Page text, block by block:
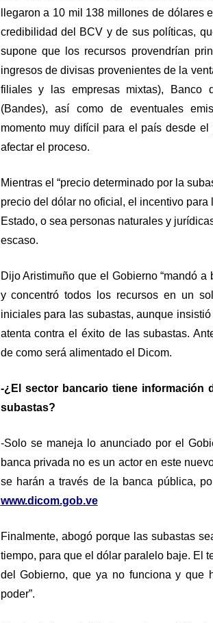
llegaron a 10 mil 138 millones de dólares
credibilidad del BCV y de sus políticas,
supone que los recursos provendrían
ingresos de divisas provenientes de la
filiales y las empresas mixtas), Banco
(Bandes), así como de eventuales
momento muy difícil para el país desde
afectar el proceso.
Mientras el “precio determinado por la
precio del dólar no oficial, el incentivo para
Estado, o sea personas naturales y
escaso.
Dijo Aristimuño que el Gobierno “mandó
y concentró todos los recursos en un
iniciales para las subastas, aunque
atenta contra el éxito de las subastas.
de como será alimentado el Dicom.
-¿El sector bancario tiene información
subastas?
-Solo se maneja lo anunciado por el
banca privada no es un actor en este
se harán a través de la banca pública,
www.dicom.gob.ve
Finalmente, abogó porque las subastas
tiempo, para que el dólar paralelo baje. El
del Gobierno, que ya no funciona y que
poder”.